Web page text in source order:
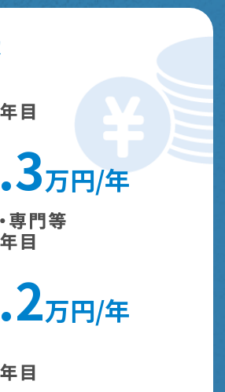
.3万円/年
.2万円/年